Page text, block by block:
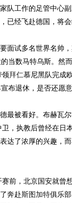
队工作的足管中心
已经飞赴德国，将会
试多名世界名帅，
当数马特乌斯。然
领拜仁慕尼黑队完成
布退休，是否还愿
被看好。布赫瓦尔
卫，执教后曾经在日
达了浓厚的兴趣，
赛前，北京国安就曾
奔赴斯图加特俱乐